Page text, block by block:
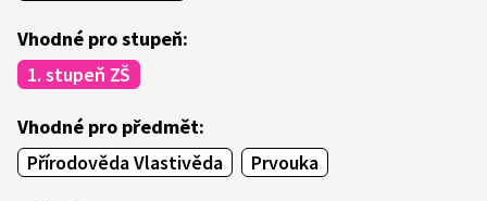
Vhodné pro stupeň:
1. stupeň ZŠ
Vhodné pro předmět:
Přírodověda Vlastivěda
Prvouka